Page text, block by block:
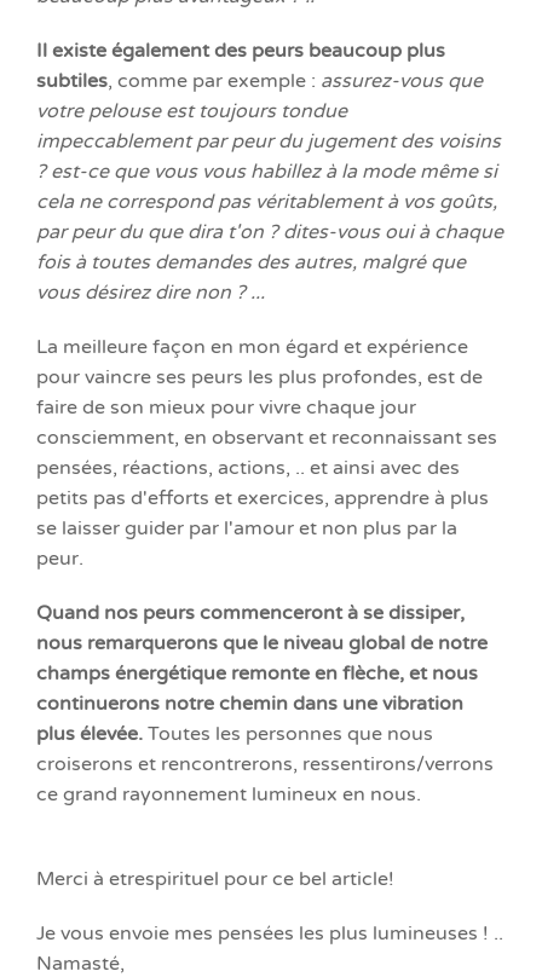
Il existe également des peurs beaucoup plus
subtiles, comme par exemple : assurez-vous que
votre pelouse est toujours tondue
impeccablement par peur du jugement des voisins
? est-ce que vous vous habillez à la mode même si
cela ne correspond pas véritablement à vos goûts,
par peur du que dira t'on ? dites-vous oui à chaque
fois à toutes demandes des autres, malgré que
vous désirez dire non ? ...
La meilleure façon en mon égard et expérience
pour vaincre ses peurs les plus profondes, est de
faire de son mieux pour vivre chaque jour
consciemment, en observant et reconnaissant ses
pensées, réactions, actions, .. et ainsi avec des
petits pas d'efforts et exercices, apprendre à plus
se laisser guider par l'amour et non plus par la
peur.
Quand nos peurs commenceront à se dissiper,
nous remarquerons que le niveau global de notre
champs énergétique remonte en flèche, et nous
continuerons notre chemin dans une vibration
plus élevée. Toutes les personnes que nous
croiserons et rencontrerons, ressentirons/verrons
ce grand rayonnement lumineux en nous.
Merci à etrespirituel pour ce bel article!
Je vous envoie mes pensées les plus lumineuses ! ..
Namasté,